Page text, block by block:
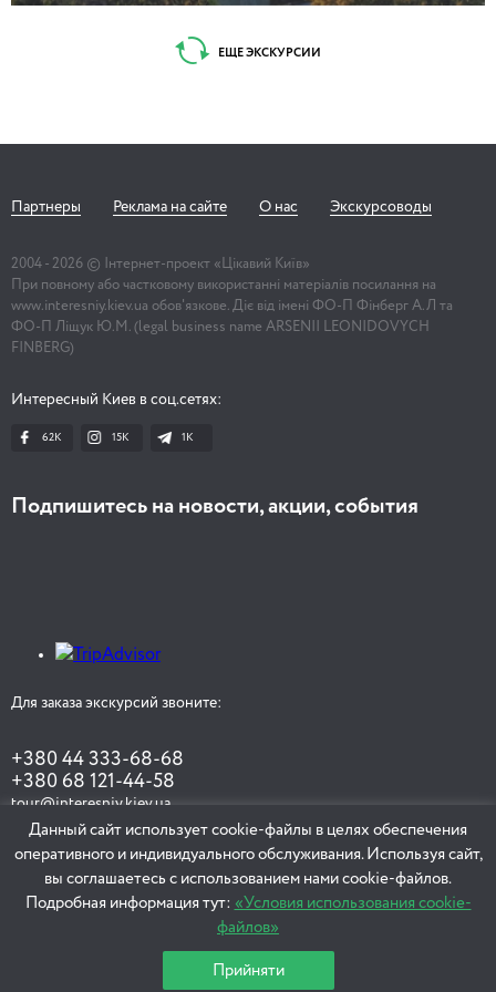
Незнакомый Андреевский спуск
2 часа
Прогулянка Китаєвом, княжим форпостом
Києва
ЕЩЕ ЭКСКУРСИИ
Партнеры Реклама на сайте О нас Экскурсоводы
2004 - 2026 © Інтернет-проект «Цікавий Київ»
При повному або частковому використанні матеріалів посилання на
www.interesniy.kiev.ua обов'язкове. Діє від імені ФО-П Фінберг А.Л та
ФО-П Ліщук Ю.М. (legal business name ARSENII LEONIDOVYCH
FINBERG)
Интересный Киев в соц.сетях:
62K 15K 1К
Подпишитесь на новости, акции, события
Для заказа экскурсий звоните:
+380 44 333-68-68
+380 68 121-44-58
tour@interesniy.kiev.ua
ЗАКАЗАТЬ ЭКСКУРСИЮ
Данный сайт использует cookie-файлы в целях обеспечения
оперативного и индивидуального обслуживания. Используя сайт,
вы соглашаетесь с использованием нами cookie-файлов.
Подробная информация тут: «Условия использования cookie-
файлов»
Прийняти